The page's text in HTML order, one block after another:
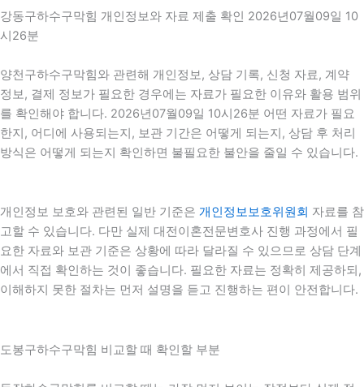
강동구하수구막힘 개인정보와 자료 제출 확인 2026년07월09일 10
시26분
양천구하수구막힘와 관련해 개인정보, 상담 기록, 신청 자료, 계약
정보, 결제 정보가 필요한 경우에는 자료가 필요한 이유와 활용 범위
를 확인해야 합니다. 2026년07월09일 10시26분 어떤 자료가 필요
한지, 어디에 사용되는지, 보관 기간은 어떻게 되는지, 상담 후 처리
방식은 어떻게 되는지 확인하면 불필요한 불안을 줄일 수 있습니다.
개인정보 보호와 관련된 일반 기준은 개인정보보호위원회 자료를 참
고할 수 있습니다. 다만 실제 대전이혼전문변호사 진행 과정에서 필
요한 자료와 보관 기준은 상황에 따라 달라질 수 있으므로 상담 단계
에서 직접 확인하는 것이 좋습니다. 필요한 자료는 정확히 제공하되,
이해하지 못한 절차는 먼저 설명을 듣고 진행하는 편이 안전합니다.
도봉구하수구막힘 비교할 때 확인할 부분